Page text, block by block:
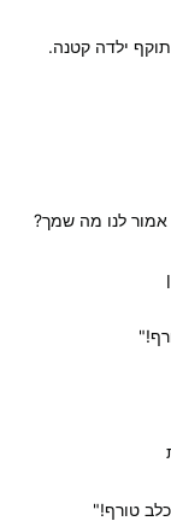
תוקף ילדה קטנה.
אמור לנו מה שמך?
טורף!"